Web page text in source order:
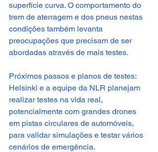
superfície curva. O comportamento do
trem de aterragem e dos pneus nestas
condições também levanta
preocupações que precisam de ser
abordadas através de mais testes.
Próximos passos e planos de testes:
Helsinki e a equipe da NLR planejam
realizar testes na vida real,
potencialmente com grandes drones
em pistas circulares de automóveis,
para validar simulações e testar vários
cenários de emergência.